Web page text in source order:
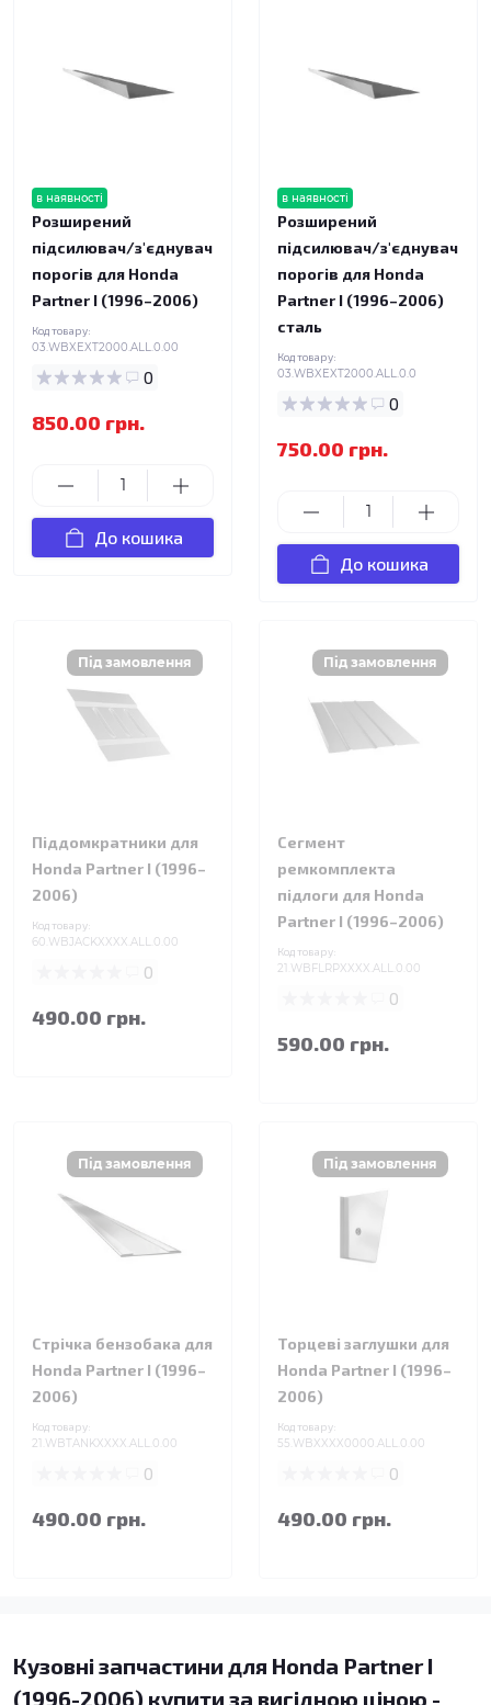
в наявності
Розширений
підсилювач/з'єднувач
порогів для Honda
Partner I (1996–2006)
Код товару:
03.WBXEXT2000.ALL.0.00
0
850.00 грн.
До кошика
в наявності
Розширений
підсилювач/з'єднувач
порогів для Honda
Partner I (1996–2006)
сталь
Код товару:
03.WBXEXT2000.ALL.0.0
0
750.00 грн.
До кошика
Піддомкратники для
Honda Partner I (1996–
2006)
Код товару:
60.WBJACKXXXX.ALL.0.00
0
490.00 грн.
Сегмент
ремкомплекта
підлоги для Honda
Partner I (1996–2006)
Код товару:
21.WBFLRPXXXX.ALL.0.00
0
590.00 грн.
Стрічка бензобака для
Honda Partner I (1996–
2006)
Код товару:
21.WBTANKXXXX.ALL.0.00
0
490.00 грн.
Торцеві заглушки для
Honda Partner I (1996–
2006)
Код товару:
55.WBXXXX0000.ALL.0.00
0
490.00 грн.
Кузовні запчастини для Honda Partner I
(1996-2006) купити за вигідною ціною -